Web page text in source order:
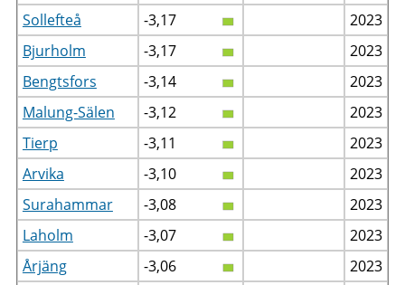
Sollefteå
-3,17
2023
Bjurholm
-3,17
2023
Bengtsfors
-3,14
2023
Malung-Sälen
-3,12
2023
Tierp
-3,11
2023
Arvika
-3,10
2023
Surahammar
-3,08
2023
Laholm
-3,07
2023
Årjäng
-3,06
2023